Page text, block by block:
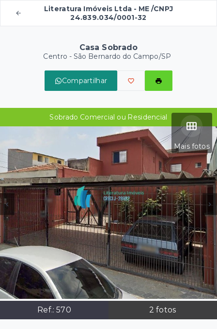
Literatura Imóveis Ltda - ME /CNPJ
24.839.034/0001-32
Casa Sobrado
Centro - São Bernardo do Campo/SP
Compartilhar
Mais fotos
Ref.:570 2 fotos
Sobrado Comercial ou Residencial